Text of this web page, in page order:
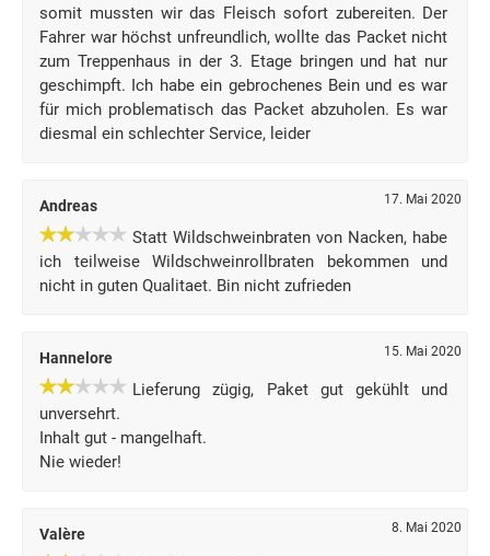
somit mussten wir das Fleisch sofort zubereiten. Der
Fahrer war höchst unfreundlich, wollte das Packet nicht
zum Treppenhaus in der 3. Etage bringen und hat nur
geschimpft. Ich habe ein gebrochenes Bein und es war
für mich problematisch das Packet abzuholen. Es war
diesmal ein schlechter Service, leider
Andreas 17. Mai 2020
Statt Wildschweinbraten von Nacken, habe
ich teilweise Wildschweinrollbraten bekommen und
nicht in guten Qualitaet. Bin nicht zufrieden
Hannelore 15. Mai 2020
Lieferung zügig, Paket gut gekühlt und
unversehrt.
Inhalt gut - mangelhaft.
Nie wieder!
Valère 8. Mai 2020